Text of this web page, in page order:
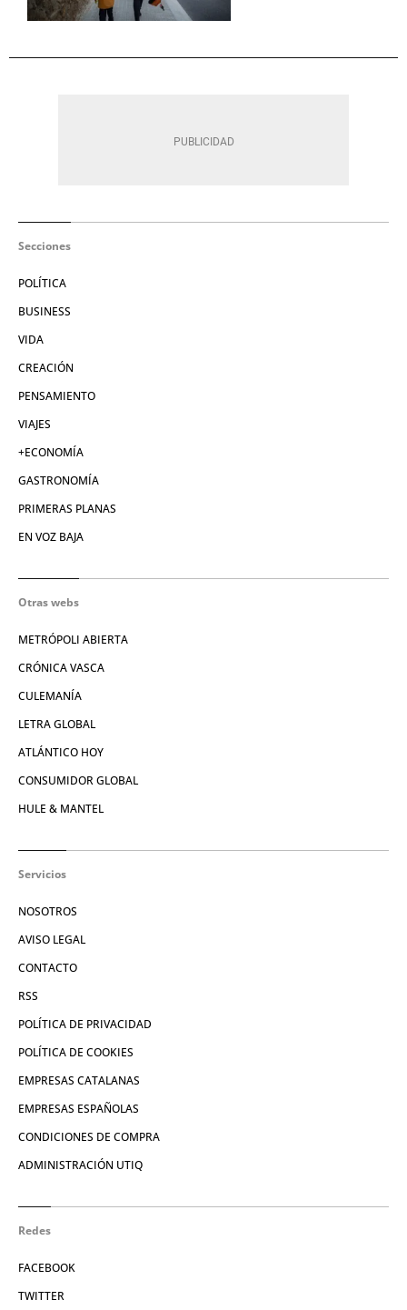
Secciones
POLÍTICA
BUSINESS
VIDA
CREACIÓN
PENSAMIENTO
VIAJES
+ECONOMÍA
GASTRONOMÍA
PRIMERAS PLANAS
EN VOZ BAJA
Otras webs
METRÓPOLI ABIERTA
CRÓNICA VASCA
CULEMANÍA
LETRA GLOBAL
ATLÁNTICO HOY
CONSUMIDOR GLOBAL
HULE & MANTEL
Servicios
NOSOTROS
AVISO LEGAL
CONTACTO
RSS
POLÍTICA DE PRIVACIDAD
POLÍTICA DE COOKIES
EMPRESAS CATALANAS
EMPRESAS ESPAÑOLAS
CONDICIONES DE COMPRA
ADMINISTRACIÓN UTIQ
Redes
FACEBOOK
TWITTER